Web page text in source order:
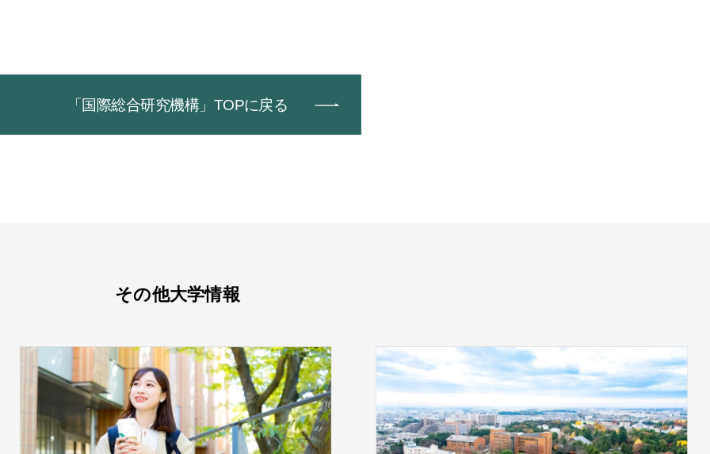
「国際総合研究機構」TOPに戻る
その他大学情報